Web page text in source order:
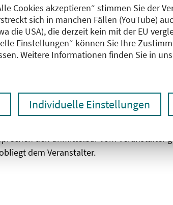
Cookies akzeptieren“ stimmen Sie der
sich in manchen Fällen (YouTube)
die USA), die derzeit kein mit der EU
Einstellungen“ können Sie Ihre
Weitere Informationen finden Sie in
Individuelle Einstellungen
Ergebnisse drucken
den unmittelbar vom Veranstalter
dem Veranstalter.
laden